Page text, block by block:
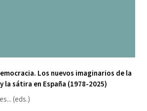
Los nuevos imaginarios de la
sátira en España (1978-2025)
... (eds.)